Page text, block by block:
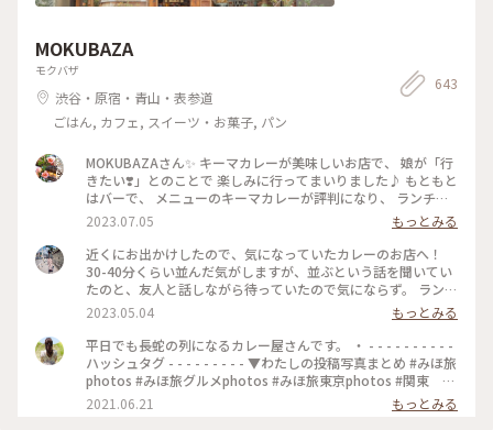
MOKUBAZA
モクバザ
渋谷・原宿・青山・表参道
ごはん, カフェ, スイーツ・お菓子, パン
643
MOKUBAZAさん✨ キーマカレーが美味しいお店で、 娘が「行
きたい❣️」とのことで 楽しみに行ってまいりました♪ もともと
はバーで、 メニューのキーマカレーが評判になり、 ランチタ
イムも営業するようになったとのことです。 20時間以上かけ
て作るキーマカレーは 本当に味わい深くてスパイスたっぷり
で とても美味しいです✨ さらに、小麦粉、化学調味料、人工
添加物 なども入っていないそうで、 身体にも優しいカレーで
す(o^^o) 私たちは、チーズキーマカレーを マンゴーラッシー
と一緒にいただきました♡ モッツァレラチーズがとろ〜り✨
とても美味しかったです❣️ 他にもナッツキーマカレーや、 コリ
アンダーキーマカレー、 アボカドキーマカレーなどなど💕 次
にうかがうのが楽しみになりました•*¨*•.¸¸♡ ★山手線原宿駅
より徒歩9分 ★副都心線北参道駅より徒歩6分 ★総武線千駄ヶ
谷駅より徒歩10分 ★大江戸線国立競技場駅より徒歩10分
#MOKUBAZA #私のことりっぷ旅 #ランチ #チーズキーマカレ
2023.07.05
もっとみる
近くにお出かけしたので、気になっていたカレーのお店へ！
30-40分くらい並んだ気がしますが、並ぶという話を聞いてい
たのと、友人と話しながら待っていたので気にならず。 ランチ
は14時までらしいですが、その時間までに並んでいたら入れる
みたいです🙆🏻‍♀️ 私は、焼きエッグキーマカレー（Sサイズ
¥1,280）をいただきました🍛 熱々で、少し辛めですが、私の
好みの辛さでした（辛いのが苦手な友人は苦労してました😂）
何より、スパイスの香りが最高でした！！ これは行列ができ
るな、、という感じです。 帰宅しても、まだ香りが残っててま
た食べたくなってます😂💓 #MOKUBAZA #カレー #キーマカレ
2023.05.04
もっとみる
平日でも長蛇の列になるカレー屋さんです。 ・ - - - - - - - - - -
ハッシュタグ - - - - - - - - - ▼わたしの投稿写真まとめ #みほ旅
photos #みほ旅グルメphotos #みほ旅東京photos #関東 #
東京都 #東京 #表参道 #東京カフェ #カレー #チーズカレ
ー #モクバザ #MOKUBAZA #夏色さがし - - - - - - - - - - - - - -
2021.06.21 もっとみる